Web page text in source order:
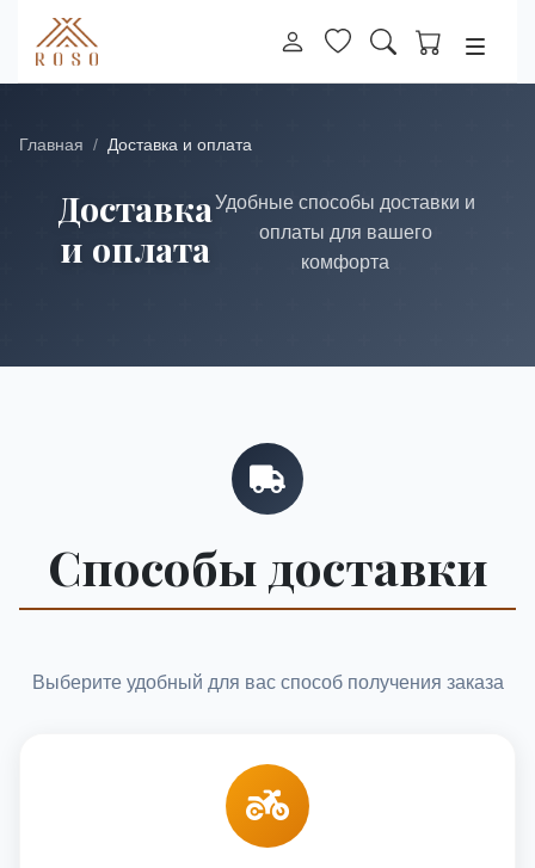
Главная Доставка и оплата
Доставка
и оплата
Удобные способы доставки и
оплаты для вашего
комфорта
Способы доставки
Выберите удобный для вас способ получения заказа